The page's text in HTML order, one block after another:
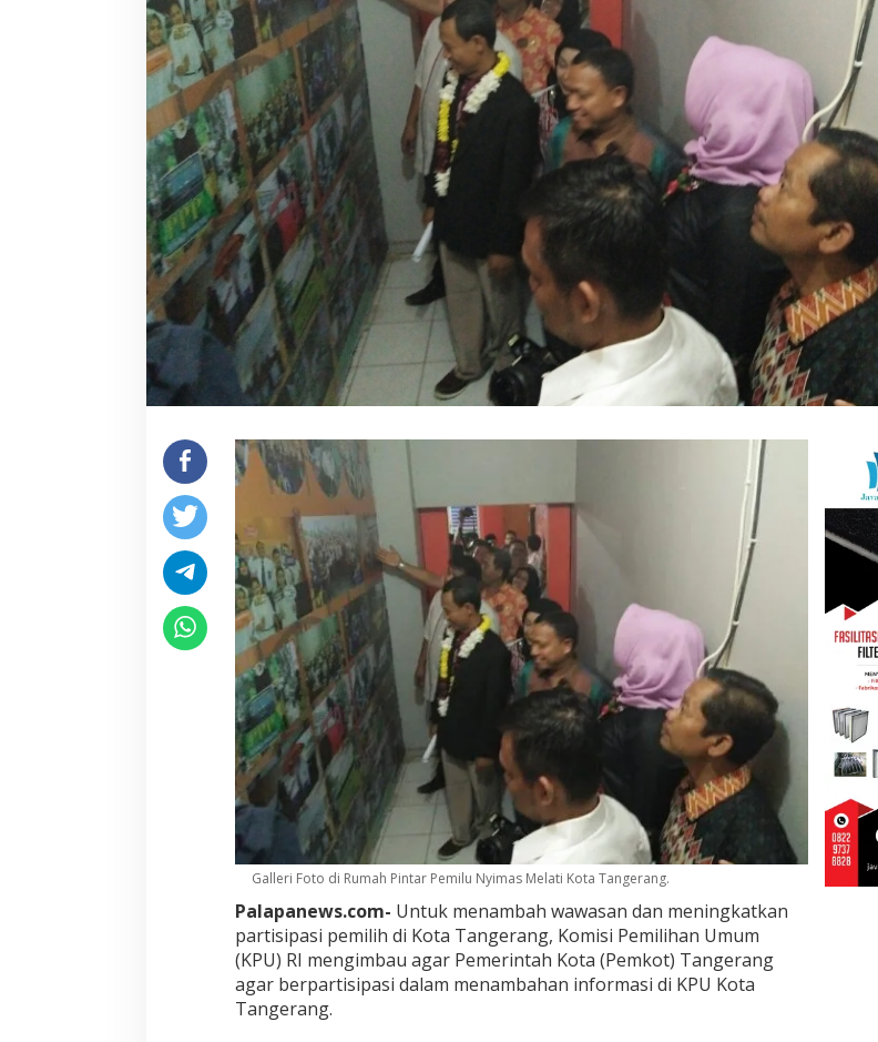
Galleri Foto di Rumah Pintar Pemilu Nyimas Melati Kota Tangerang.
Palapanews.com- Untuk menambah wawasan dan meningkatkan
partisipasi pemilih di Kota Tangerang, Komisi Pemilihan Umum
(KPU) RI mengimbau agar Pemerintah Kota (Pemkot) Tangerang
agar berpartisipasi dalam menambahan informasi di KPU Kota
Tangerang.